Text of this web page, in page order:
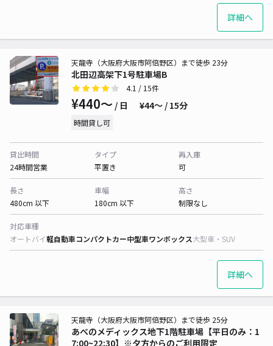
詳細へ
北田辺高架下1号駐車場B
天龍寺（大阪府大阪市阿倍野区）まで徒歩 23分
4.1 / 15件
¥440〜 / 日 ¥44〜 / 15分
時間貸し可
貸出時間
24時間営業
タイプ
平置き
再入庫
可
長さ
480cm 以下
車幅
180cm 以下
高さ
制限なし
対応車種
オートバイ軽自動車コンパクトカー中型車ワンボックス大型車・SUV
詳細へ
あべのメディックス地下1階駐車場【平日のみ：1
7:00~22:30】※夕方からのご利用限定
天龍寺（大阪府大阪市阿倍野区）まで徒歩 25分